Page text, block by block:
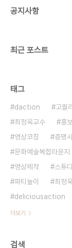
(2014/02/07) 스타일와
공지사항
최근 포스트
태그
daction 고퀄
최정욱교수
홍
영상코칭
증명
문화예술복합라운지
영상제작
스튜
파티놀이
최정
deliciousaction
더보기
검색